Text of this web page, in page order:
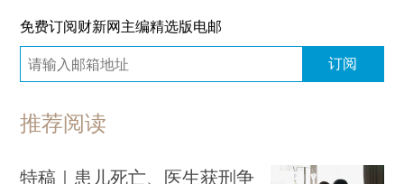
免费订阅财新网主编精选版电邮
订阅
推荐阅读
特稿｜患儿死亡、医生获刑争